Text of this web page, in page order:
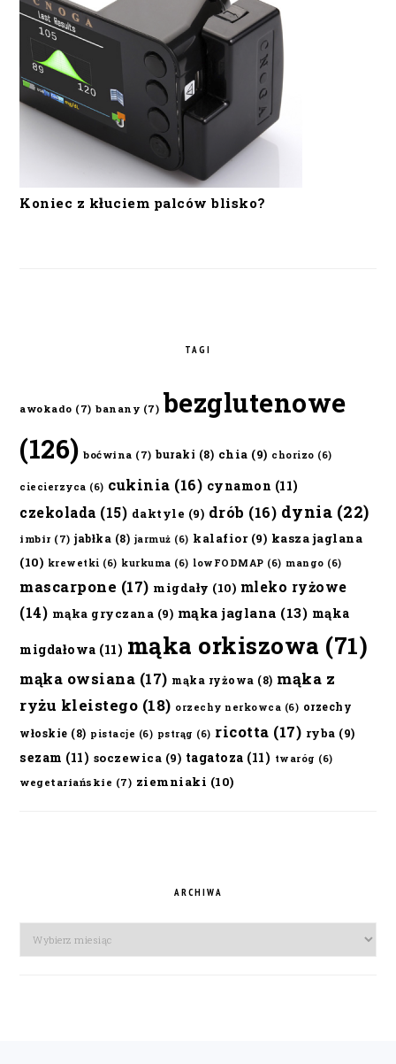
Koniec z kłuciem palców blisko?
TAGI
awokado (7) banany (7) bezglutenowe
(126) boćwina (7) buraki (8) chia (9) chorizo (6)
ciecierzyca (6) cukinia (16) cynamon (11)
czekolada (15) daktyle (9) drób (16) dynia (22)
imbir (7) jabłka (8) jarmuż (6) kalafior(9) kasza jaglana
(10) krewetki (6) kurkuma (6) lowFODMAP (6) mango (6)
mascarpone (17) migdały (10) mleko ryżowe
(14) mąka gryczana (9) mąka jaglana (13) mąka
migdałowa (11) mąka orkiszowa (71)
mąka owsiana (17) mąka ryżowa (8) mąka z
ryżu kleistego (18) orzechy nerkowca (6) orzechy
włoskie (8) pistacje (6) pstrąg (6) ricotta (17) ryba (9)
sezam (11) soczewica (9) tagatoza (11) twaróg (6)
wegetariańskie (7) ziemniaki (10)
ARCHIWA
Archiwa